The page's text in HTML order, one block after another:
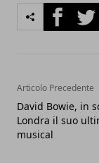
Facebook
Articolo Precedente
David Bowie, in
Londra il suo
musical